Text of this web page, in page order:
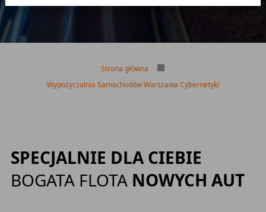
Strona główna
Wypożyczalnia Samochodów Warszawa Cybernetyki
SPECJALNIE DLA CIEBIE
BOGATA FLOTA NOWYCH AUT
nasi partnerzy. Szczegółowe informacje na temat
korzystania przez nas i naszych partnerów z plików cookie
oraz przetwarzania Twoich danych osobowych, w tym
dotyczące Twoich uprawnień, zawarte są w naszej